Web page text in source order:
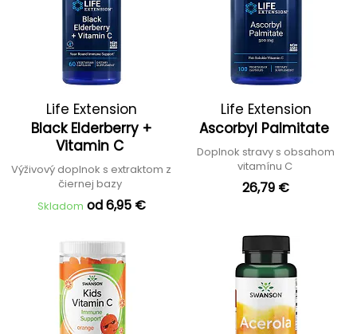
Life Extension
Black Elderberry +
Vitamin C
Výživový doplnok s extraktom z
čiernej bazy
Skladom od 6,95 €
Life Extension
Ascorbyl Palmitate
Doplnok stravy s obsahom
vitamínu C
26,79 €